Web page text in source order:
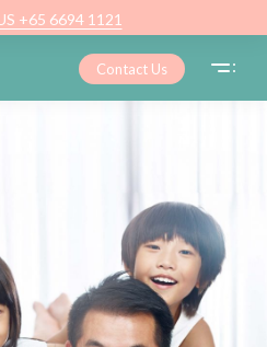
+65 6694 1121
Contact Us